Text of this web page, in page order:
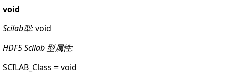
void
Scilab型:void
HDF5 Scilab 型属性:
SCILAB_Class = void